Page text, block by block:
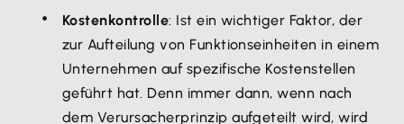
Kostenkontrolle: Ist ein wichtiger Faktor, der
zur Aufteilung von Funktionseinheiten in einem
Unternehmen auf spezifische Kostenstellen
geführt hat. Denn immer dann, wenn nach
dem Verursacherprinzip aufgeteilt wird, wird